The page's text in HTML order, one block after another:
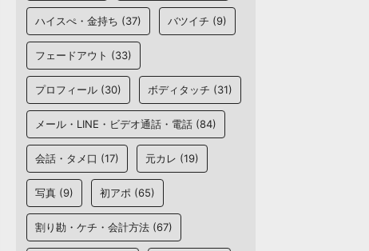
ハイスぺ・金持ち (37) バツイチ (9)
フェードアウト (33)
プロフィール (30) ボディタッチ (31)
メール・LINE・ビデオ通話・電話 (84)
会話・タメ口 (17) 元カレ (19)
写真 (9) 初アポ (65)
割り勘・ケチ・会計方法 (67)